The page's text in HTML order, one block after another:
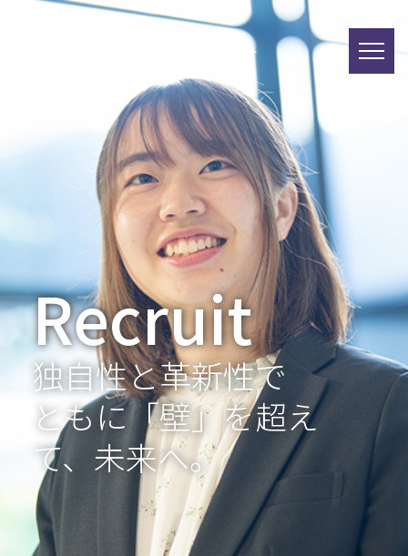
採用サイト
Recruit
独自性と革新性で
ともに「壁」を超え
て、未来へ。